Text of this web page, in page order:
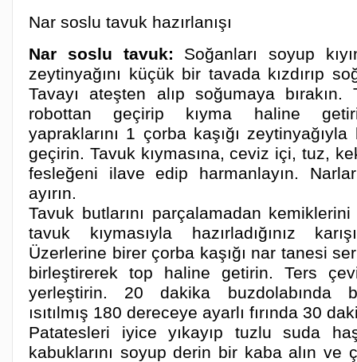
Nar soslu tavuk hazırlanışı
Nar soslu tavuk: Soğanları soyup
zeytinyağını küçük bir tavada kızdırıp
Tavayı ateşten alıp soğumaya
robottan geçirip kıyma haline
yapraklarını 1 çorba kaşığı
geçirin. Tavuk kıymasına, ceviz içi, tuz,
fesleğeni ilave edip harmanlayın.
ayırın.
Tavuk butlarını parçalamadan kemiklerini
tavuk kıymasıyla hazırladığınız
Üzerlerine birer çorba kaşığı nar tanesi
birleştirerek top haline getirin. Ters
yerleştirin. 20 dakika buzdolabında
ısıtılmış 180 dereceye ayarlı fırında 30
Patatesleri iyice yıkayıp tuzlu suda
kabuklarını soyup derin bir kaba alın ve